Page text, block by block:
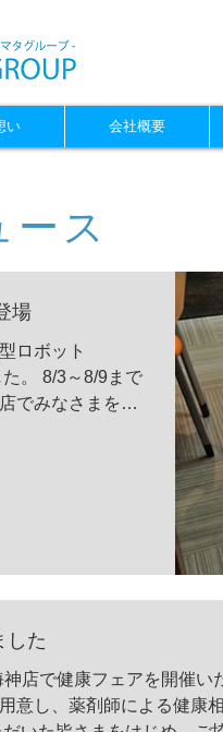
い 会社概要
ース
場
ロボット
。 8/3～8/9まで
でみなさまをお
した
店で健康フェアを開催
意し、薬剤師による健康